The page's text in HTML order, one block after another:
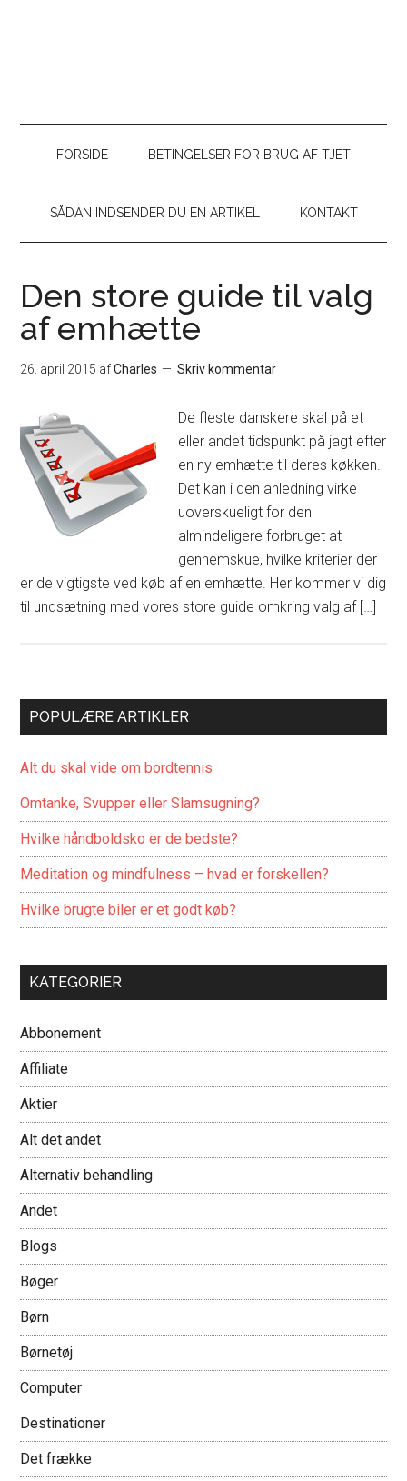
FORSIDE BETINGELSER FOR BRUG AF TJET
SÅDAN INDSENDER DU EN ARTIKEL KONTAKT
Den store guide til valg
af emhætte
26. april 2015 afCharles Skriv kommentar
De fleste danskere skal på et
eller andet tidspunkt på jagt efter
en ny emhætte til deres køkken.
Det kan i den anledning virke
uoverskueligt for den
almindeligere forbruget at
gennemskue, hvilke kriterier der
er de vigtigste ved køb af en emhætte. Her kommer vi dig
til undsætning med vores store guide omkring valg af […]
POPULÆRE ARTIKLER
Alt du skal vide om bordtennis
Omtanke, Svupper eller Slamsugning?
Hvilke håndboldsko er de bedste?
Meditation og mindfulness – hvad er forskellen?
Hvilke brugte biler er et godt køb?
KATEGORIER
Abbonement
Affiliate
Aktier
Alt det andet
Alternativ behandling
Andet
Blogs
Bøger
Børn
Børnetøj
Computer
Destinationer
Det frække